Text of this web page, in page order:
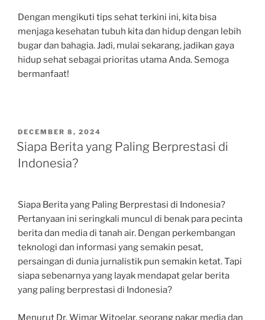
Dengan mengikuti tips sehat terkini ini, kita bisa
menjaga kesehatan tubuh kita dan hidup dengan lebih
bugar dan bahagia. Jadi, mulai sekarang, jadikan gaya
hidup sehat sebagai prioritas utama Anda. Semoga
bermanfaat!
POSTED
ON
DECEMBER 8, 2024
Siapa Berita yang Paling Berprestasi di
Indonesia?
Siapa Berita yang Paling Berprestasi di Indonesia?
Pertanyaan ini seringkali muncul di benak para pecinta
berita dan media di tanah air. Dengan perkembangan
teknologi dan informasi yang semakin pesat,
persaingan di dunia jurnalistik pun semakin ketat. Tapi
siapa sebenarnya yang layak mendapat gelar berita
yang paling berprestasi di Indonesia?
Menurut Dr. Wimar Witoelar, seorang pakar media dan